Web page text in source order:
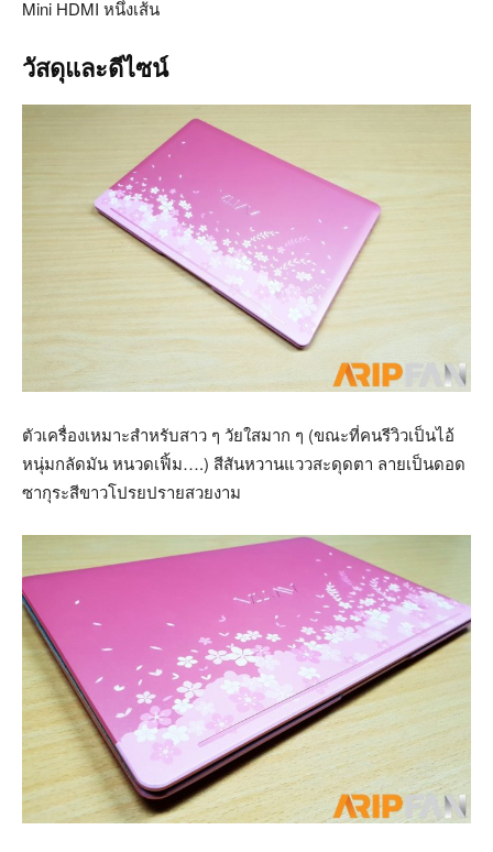
Mini HDMI หนึ่งเส้น
วัสดุและดีไซน์
ตัวเครื่องเหมาะสำหรับสาว ๆ วัยใสมาก ๆ (ขณะที่คนรีวิวเป็นไอ้
หนุ่มกลัดมัน หนวดเฟิ้ม….) สีสันหวานแววสะดุดตา ลายเป็นดอด
ซากุระสีขาวโปรยปรายสวยงาม